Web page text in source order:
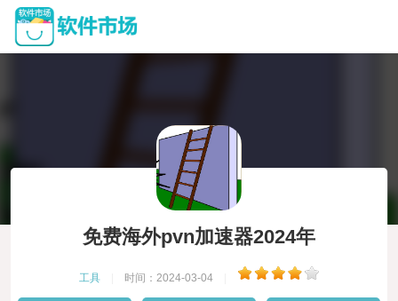
免费海外pvn加速器2024年
工具 时间：2024-03-04